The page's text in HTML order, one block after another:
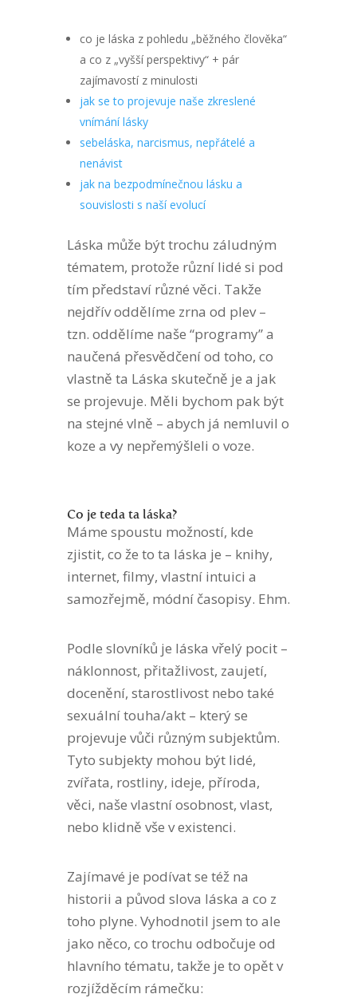
co je láska z pohledu „běžného člověka“
a co z „vyšší perspektivy“ + pár
zajímavostí z minulosti
jak se to projevuje naše zkreslené
vnímání lásky
sebeláska, narcismus, nepřátelé a
nenávist
jak na bezpodmínečnou lásku a
souvislosti s naší evolucí
Láska může být trochu záludným
tématem, protože různí lidé si pod
tím představí různé věci. Takže
nejdřív oddělíme zrna od plev –
tzn. oddělíme naše “programy” a
naučená přesvědčení od toho, co
vlastně ta Láska skutečně je a jak
se projevuje. Měli bychom pak být
na stejné vlně – abych já nemluvil o
koze a vy nepřemýšleli o voze.
Co je teda ta láska?
Máme spoustu možností, kde
zjistit, co že to ta láska je – knihy,
internet, filmy, vlastní intuici a
samozřejmě, módní časopisy. Ehm.
Podle slovníků je láska vřelý pocit –
náklonnost, přitažlivost, zaujetí,
docenění, starostlivost nebo také
sexuální touha/akt – který se
projevuje vůči různým subjektům.
Tyto subjekty mohou být lidé,
zvířata, rostliny, ideje, příroda,
věci, naše vlastní osobnost, vlast,
nebo klidně vše v existenci.
Zajímavé je podívat se též na
historii a původ slova láska a co z
toho plyne. Vyhodnotil jsem to ale
jako něco, co trochu odbočuje od
hlavního tématu, takže je to opět v
rozjížděcím rámečku: